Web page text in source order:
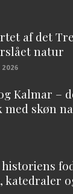
af det
natur
Kalmar –
med skøn
katedraler